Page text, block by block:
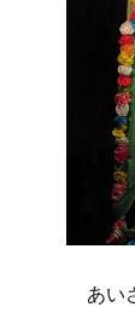
あい